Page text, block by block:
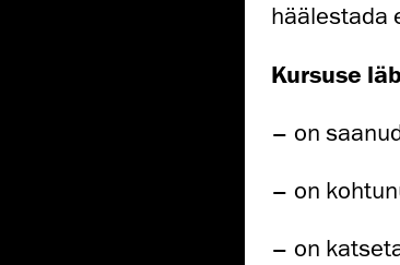
häälestada
Kursuse
– on
– on
– on